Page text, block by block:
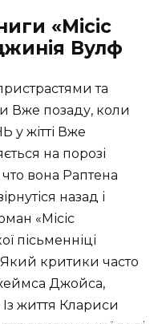
«Місіс
Вулф
та
Вже позаду, коли
у жітті Вже
на порозі
вона Раптена
назад і
«Місіс
пісьменніці
Який критики часто
Джойса,
життя Клариси